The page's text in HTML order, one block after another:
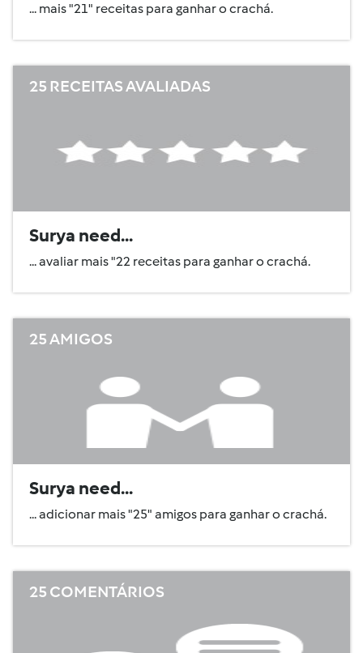
... mais "21" receitas para ganhar o crachá.
25 RECEITAS AVALIADAS
Surya need...
... avaliar mais "22 receitas para ganhar o crachá.
25 AMIGOS
Surya need...
... adicionar mais "25" amigos para ganhar o crachá.
25 COMENTÁRIOS